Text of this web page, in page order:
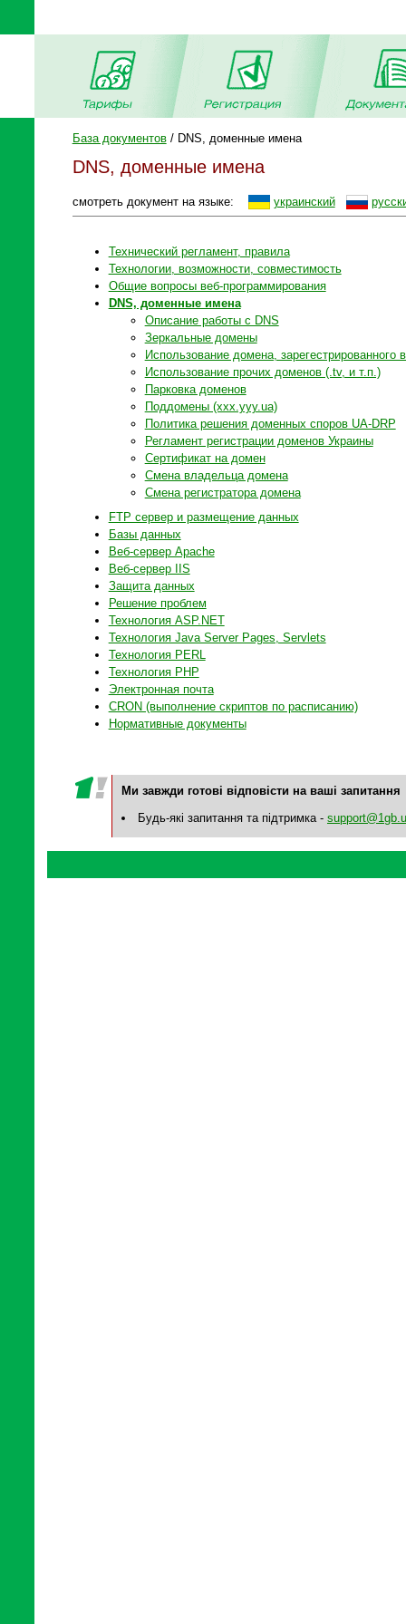
База документов/ DNS, доменные имена
DNS, доменные имена
смотреть документ на языке: украинский
Технический регламент, правила
Технологии, возможности, совместимость
Общие вопросы веб-программирования
DNS, доменные имена
Описание работы с DNS
Зеркальные домены
Использование домена, зарегестрированного
Использование прочих доменов (.tv, и т.п.)
Парковка доменов
Поддомены (xxx.yyy.ua)
Политика решения доменных споров UA-DRP
Регламент регистрации доменов Украины
Сертификат на домен
Смена владельца домена
Смена регистратора домена
FTP сервер и размещение данных
Базы данных
Веб-сервер Apache
Веб-сервер IIS
Защита данных
Решение проблем
Технология ASP.NET
Технология Java Server Pages, Servlets
Технология PERL
Технология PHP
Электронная почта
CRON (выполнение скриптов по расписанию)
Нормативные документы
Ми завжди готові відповісти на ваші запитання
Будь-які запитання та підтримка -